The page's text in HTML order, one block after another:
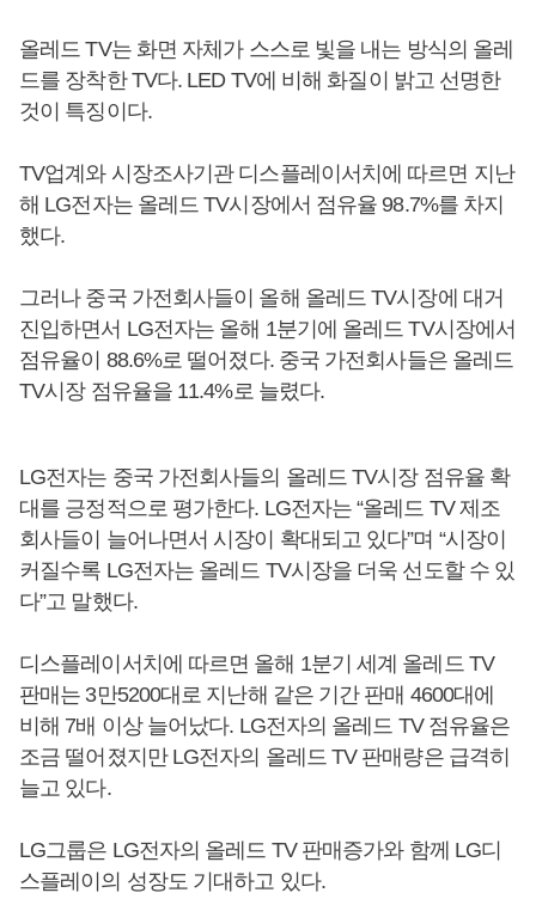
올레드 TV는 화면 자체가 스스로 빛을 내는 방식의 올레
드를 장착한 TV다. LED TV에 비해 화질이 밝고 선명한
것이 특징이다.
TV업계와 시장조사기관 디스플레이서치에 따르면 지난
해 LG전자는 올레드 TV시장에서 점유율 98.7%를 차지
했다.
그러나 중국 가전회사들이 올해 올레드 TV시장에 대거
진입하면서 LG전자는 올해 1분기에 올레드 TV시장에서
점유율이 88.6%로 떨어졌다. 중국 가전회사들은 올레드
TV시장 점유율을 11.4%로 늘렸다.
LG전자는 중국 가전회사들의 올레드 TV시장 점유율 확
대를 긍정적으로 평가한다. LG전자는 “올레드 TV 제조
회사들이 늘어나면서 시장이 확대되고 있다”며 “시장이
커질수록 LG전자는 올레드 TV시장을 더욱 선도할 수 있
다”고 말했다.
디스플레이서치에 따르면 올해 1분기 세계 올레드 TV
판매는 3만5200대로 지난해 같은 기간 판매 4600대에
비해 7배 이상 늘어났다. LG전자의 올레드 TV 점유율은
조금 떨어졌지만 LG전자의 올레드 TV 판매량은 급격히
늘고 있다.
LG그룹은 LG전자의 올레드 TV 판매증가와 함께 LG디
스플레이의 성장도 기대하고 있다.